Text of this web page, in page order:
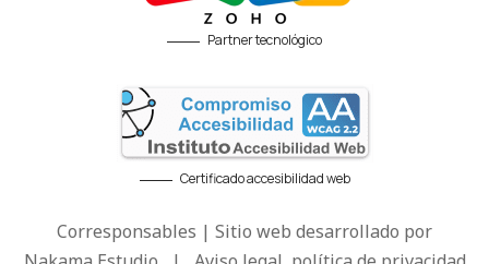
Partner tecnológico
Certificado accesibilidad web
Corresponsables | Sitio web desarrollado por